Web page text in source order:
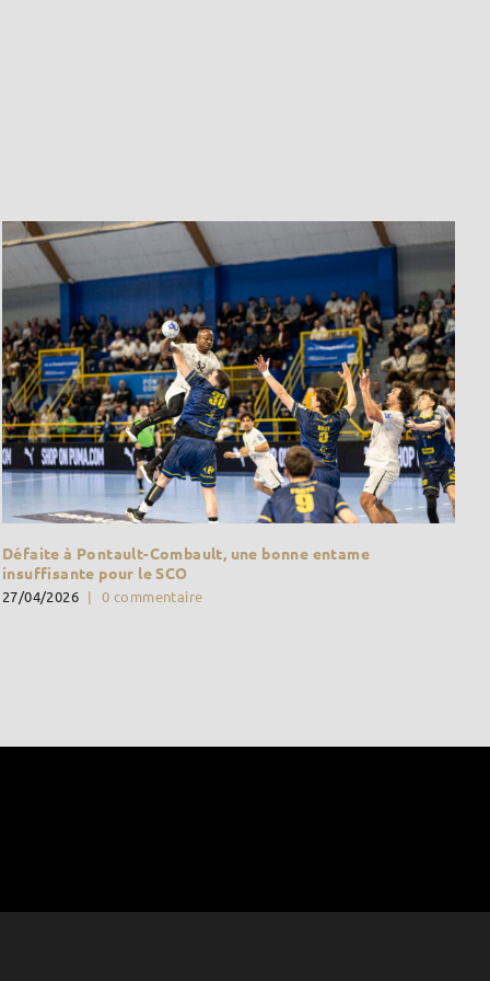
Défaite à Pontault-Combault, une bonne entame
insuffisante pour le SCO
27/04/2026 | 0 commentaire